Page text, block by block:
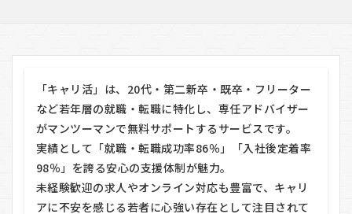
「キャリ活」は、20代・第二新卒・既卒・フリーター
など若年層の就職・転職に特化し、専任アドバイザー
がマンツーマンで無料サポートするサービスです。
実績として「就職・転職成功率86％」「入社後定着率
98％」を誇る安心の支援体制が魅力。
未経験歓迎の求人やオンライン対応も豊富で、キャリ
アに不安を感じる若者に心強い存在として注目されて